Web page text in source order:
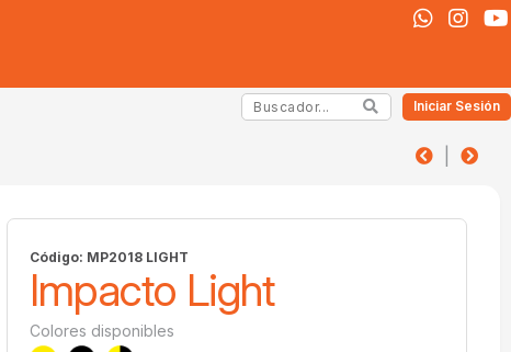
Iniciar Sesión
Código: MP2018 LIGHT
Impacto Light
Colores disponibles